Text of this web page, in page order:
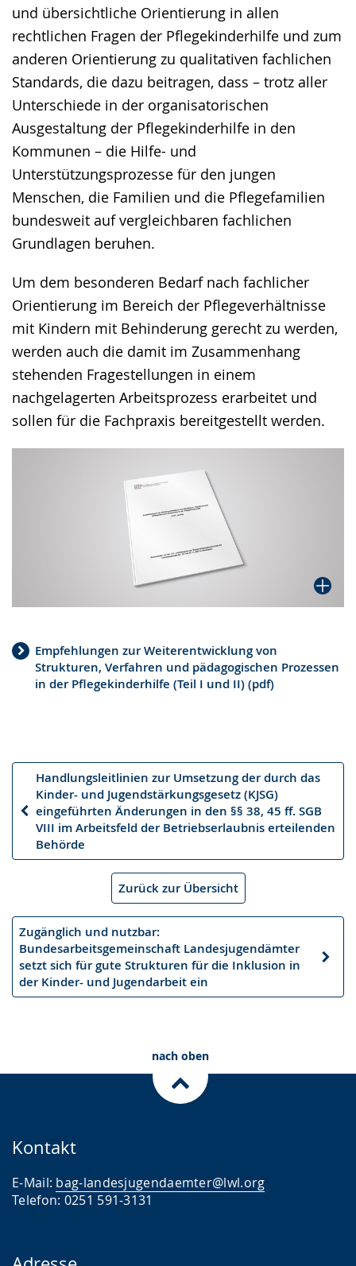
und übersichtliche Orientierung in allen
rechtlichen Fragen der Pflegekinderhilfe und zum
anderen Orientierung zu qualitativen fachlichen
Standards, die dazu beitragen, dass – trotz aller
Unterschiede in der organisatorischen
Ausgestaltung der Pflegekinderhilfe in den
Kommunen – die Hilfe- und
Unterstützungsprozesse für den jungen
Menschen, die Familien und die Pflegefamilien
bundesweit auf vergleichbaren fachlichen
Grundlagen beruhen.
Um dem besonderen Bedarf nach fachlicher
Orientierung im Bereich der Pflegeverhältnisse
mit Kindern mit Behinderung gerecht zu werden,
werden auch die damit im Zusammenhang
stehenden Fragestellungen in einem
nachgelagerten Arbeitsprozess erarbeitet und
sollen für die Fachpraxis bereitgestellt werden.
Empfehlungen zur Weiterentwicklung von
Strukturen, Verfahren und pädagogischen Prozessen
in der Pflegekinderhilfe (Teil I und II) (pdf)
Vorheriger
Artikel
Handlungsleitlinien zur Umsetzung der durch das
Kinder- und Jugendstärkungsgesetz (KJSG)
eingeführten Änderungen in den §§ 38, 45 ff. SGB
VIII im Arbeitsfeld der Betriebserlaubnis erteilenden
Behörde
Zurück zur Übersicht
Zugänglich und nutzbar:
Bundesarbeitsgemeinschaft Landesjugendämter
setzt sich für gute Strukturen für die Inklusion in
der Kinder- und Jugendarbeit ein
Nächster
Artikel
nach oben
Kontakt
E-Mail: bag-landesjugendaemter@lwl.org
Telefon: 0251 591-3131